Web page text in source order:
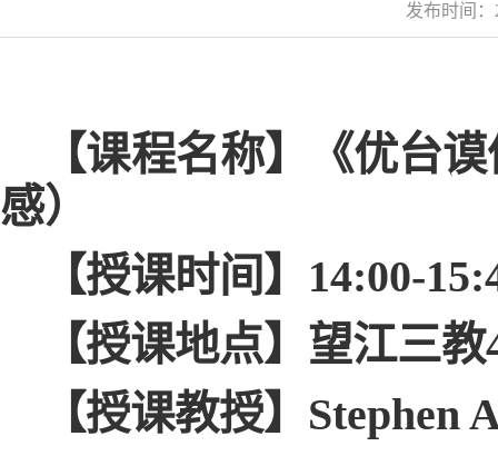
发布时间
【课程名称】《优台
感）
【授课时间】14:00-
【授课地点】望江三教
【授课教授】Stephen